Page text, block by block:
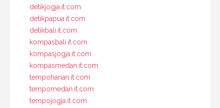
detikjogja.it.com
detikpapua.it.com
detikbali.it.com
kompasbali.it.com
kompasjogja.it.com
kompasmedan.it.com
tempoharian.it.com
tempomedan.it.com
tempojogja.it.com